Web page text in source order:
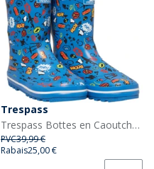
Trespass
Trespass Bottes en Caoutchouc Childrens Apolloton Cartoon Printed Wellington Garçon Bleu
PVC39,99 €
Rabais25,00 €